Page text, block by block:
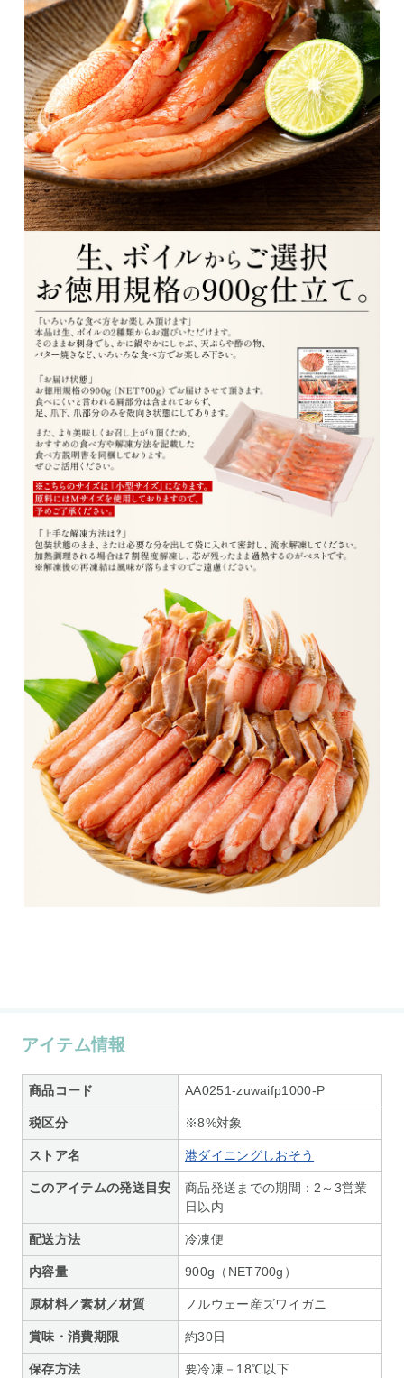
アイテム情報
商品コード AA0251-zuwaifp1000-P
税区分 ※8%対象
ストア名 港ダイニングしおそう
このアイテムの発送目安
商品発送までの期間：2～3営業
日以内
配送方法 冷凍便
内容量 900g（NET700g）
原材料／素材／材質 ノルウェー産ズワイガニ
賞味・消費期限 約30日
保存方法 要冷凍－18℃以下